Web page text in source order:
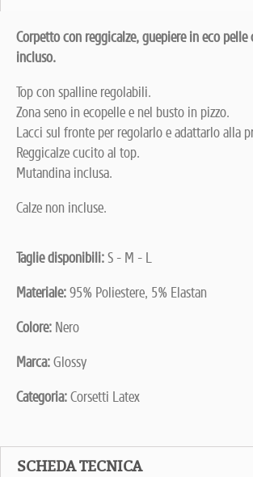
Corpetto con reggicalze, guepiere in eco pelle
incluso.
Top con spalline regolabili.
Zona seno in ecopelle e nel busto in pizzo.
Lacci sul fronte per regolarlo e adattarlo alla
Reggicalze cucito al top.
Mutandina inclusa.
Calze non incluse.
Taglie disponibili:S - M - L
Materiale:95% Poliestere, 5% Elastan
Colore: Nero
Marca:Glossy
Categoria:Corsetti Latex
SCHEDA TECNICA